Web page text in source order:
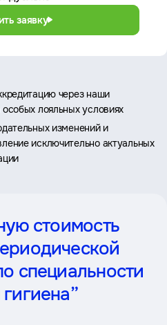
заявку
через наши
лояльных условиях
изменений и
исключительно актуальных
стоимость
специальности